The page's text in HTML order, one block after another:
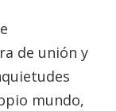
de unión y
mundo,